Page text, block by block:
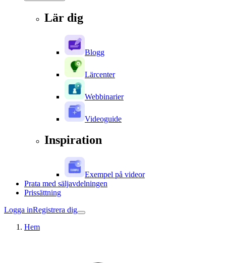
Lär dig
Blogg
Lärcenter
Webbinarier
Videoguide
Inspiration
Exempel på videor
Prata med säljavdelningen
Prissättning
Logga inRegistrera dig
Hem